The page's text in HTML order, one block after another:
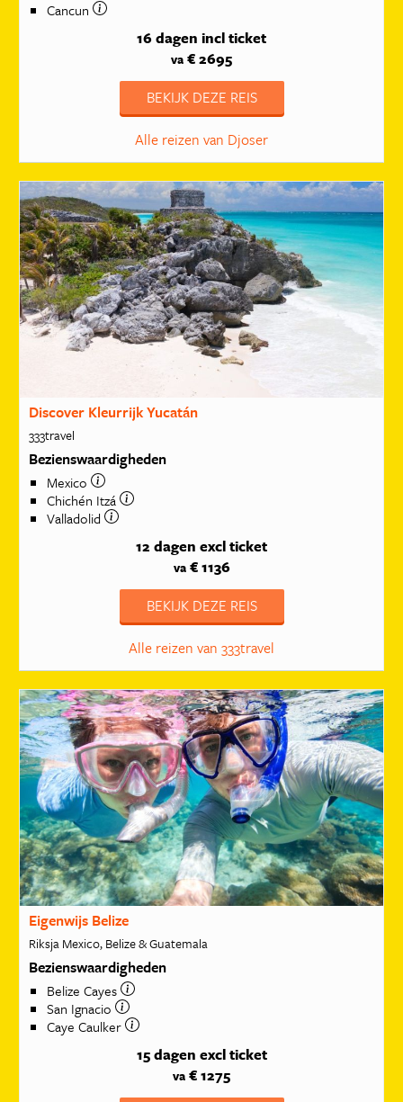
Cancun
16 dagen incl ticket
va € 2695
BEKIJK DEZE REIS
Alle reizen van Djoser
Discover Kleurrijk Yucatán
333travel
Bezienswaardigheden
Mexico
Chichén Itzá
Valladolid
12 dagen excl ticket
va€ 1136
BEKIJK DEZE REIS
Alle reizen van 333travel
Eigenwijs Belize
Riksja Mexico, Belize & Guatemala
Bezienswaardigheden
Belize Cayes
San Ignacio
Caye Caulker
15 dagen excl ticket
va € 1275